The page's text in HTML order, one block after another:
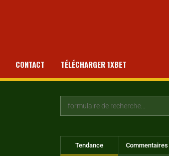
CONTACT TÉLÉCHARGER 1XBET
Tendance Commentaires